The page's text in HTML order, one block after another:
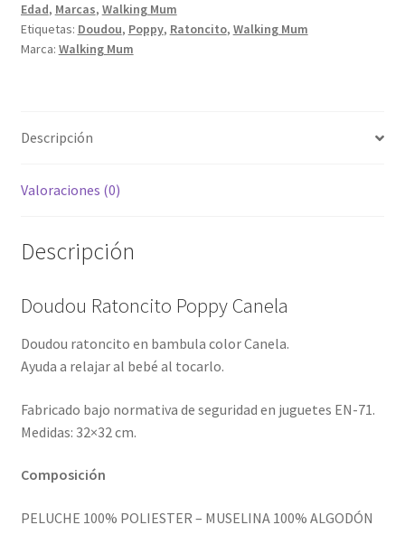
Edad, Marcas, Walking Mum
Etiquetas: Doudou, Poppy, Ratoncito, Walking Mum
Marca: Walking Mum
Descripción
Valoraciones (0)
Descripción
Doudou Ratoncito Poppy Canela
Doudou ratoncito en bambula color Canela.
Ayuda a relajar al bebé al tocarlo.
Fabricado bajo normativa de seguridad en juguetes EN-71.
Medidas: 32×32 cm.
Composición
PELUCHE 100% POLIESTER – MUSELINA 100% ALGODÓN